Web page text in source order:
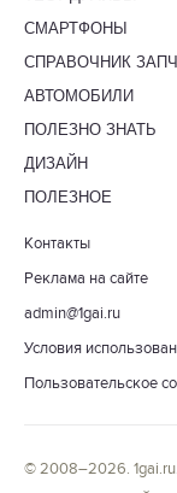
СМАРТФОНЫ
СПРАВОЧНИК
АВТОМОБИЛИ
ПОЛЕЗНО ЗНАТЬ
ДИЗАЙН
ПОЛЕЗНОЕ
Контакты
Реклама на сайте
admin@1gai.ru
Условия
Пользовательское
© 2008–2026.